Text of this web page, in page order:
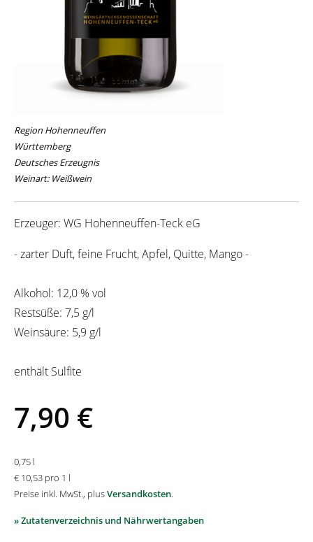
Region Hohenneuffen
Württemberg
Deutsches Erzeugnis
Weinart: Weißwein
Erzeuger: WG Hohenneuffen-Teck eG
- zarter Duft, feine Frucht, Apfel, Quitte, Mango -
Alkohol: 12,0 % vol
Restsüße: 7,5 g/l
Weinsäure: 5,9 g/l
enthält Sulfite
7,90 €
0,75 l
€ 10,53 pro 1 l
Preise inkl. MwSt., plusVersandkosten.
» Zutatenverzeichnis und Nährwertangaben